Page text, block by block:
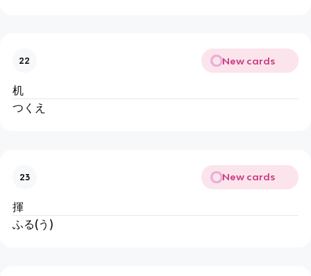
22 New cards
机
つくえ
23 New cards
揮
ふる(う)